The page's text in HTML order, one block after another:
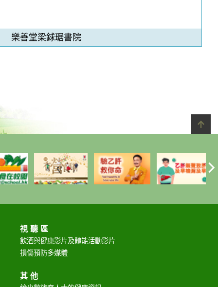
樂善堂梁銶琚書院
視聽區
飲酒與健康影片及體能活動影片
損傷預防多媒體
其他